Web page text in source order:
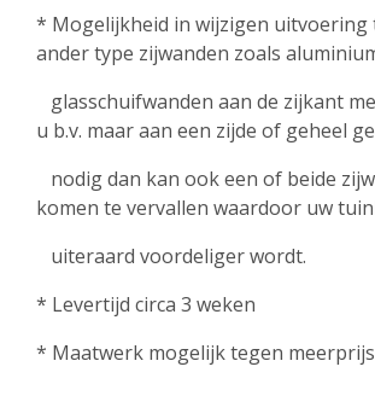
* Mogelijkheid in wijzigen uitvoering
ander type zijwanden zoals
glasschuifwanden aan de zijkant
u b.v. maar aan een zijde of geheel
nodig dan kan ook een of beide
komen te vervallen waardoor uw
uiteraard voordeliger wordt.
* Levertijd circa 3 weken
* Maatwerk mogelijk tegen meerprijs